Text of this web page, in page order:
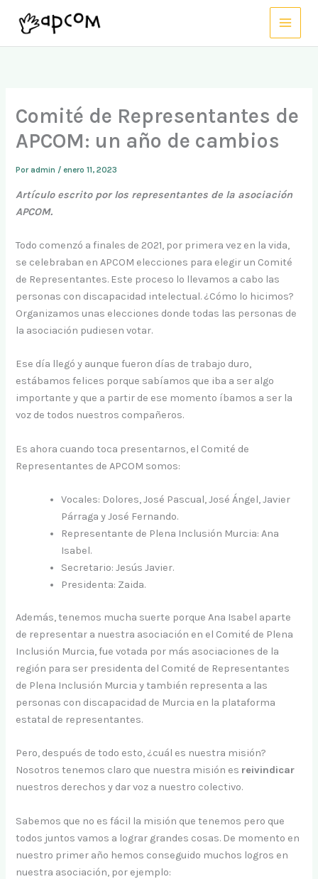
Comité de Representantes de
APCOM: un año de cambios
Poradmin /enero 11, 2023
Artículo escrito por los representantes de la asociación
APCOM.
Todo comenzó a finales de 2021, por primera vez en la vida,
se celebraban en APCOM elecciones para elegir un Comité
de Representantes. Este proceso lo llevamos a cabo las
personas con discapacidad intelectual. ¿Cómo lo hicimos?
Organizamos unas elecciones donde todas las personas de
la asociación pudiesen votar.
Ese día llegó y aunque fueron días de trabajo duro,
estábamos felices porque sabíamos que iba a ser algo
importante y que a partir de ese momento íbamos a ser la
voz de todos nuestros compañeros.
Es ahora cuando toca presentarnos, el Comité de
Representantes de APCOM somos:
Vocales: Dolores, José Pascual, José Ángel, Javier
Párraga y José Fernando.
Representante de Plena Inclusión Murcia: Ana
Isabel.
Secretario: Jesús Javier.
Presidenta: Zaida.
Además, tenemos mucha suerte porque Ana Isabel aparte
de representar a nuestra asociación en el Comité de Plena
Inclusión Murcia, fue votada por más asociaciones de la
región para ser presidenta del Comité de Representantes
de Plena Inclusión Murcia y también representa a las
personas con discapacidad de Murcia en la plataforma
estatal de representantes.
Pero, después de todo esto, ¿cuál es nuestra misión?
Nosotros tenemos claro que nuestra misión es reivindicar
nuestros derechos y dar voz a nuestro colectivo.
Sabemos que no es fácil la misión que tenemos pero que
todos juntos vamos a lograr grandes cosas. De momento en
nuestro primer año hemos conseguido muchos logros en
nuestra asociación, por ejemplo: